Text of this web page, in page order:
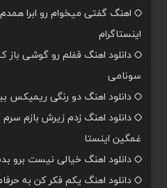
اهنگ گفتی میخوام رو ابرا
اینستاگرام
دانلود اهنگ قفلم رو گوشی
سونامی
دانلود اهنگ دو رنگی ریمیکس
دانلود اهنگ زدم زیرش بازم
غمگین اینستا
دانلود اهنگ خیالی نیست برو
دانلود اهنگ یکم فکر کن به